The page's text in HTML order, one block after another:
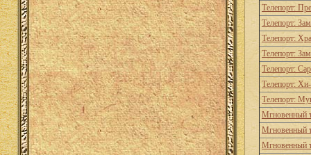
Телепорт:
Телепорт:
Телепорт:
Телепорт:
Телепорт:
Телепорт:
Телепорт:
Мгновенный
Мгновенный
Мгновенный